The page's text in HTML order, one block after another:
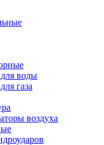
воды
газа
воздуха